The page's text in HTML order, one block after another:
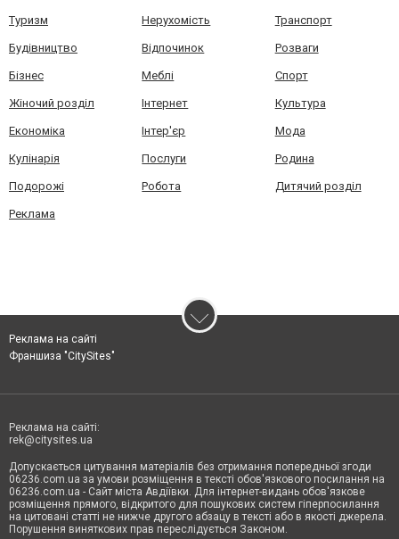
Туризм Нерухомість Транспорт
Будівництво Відпочинок Розваги
Бізнес Меблі Спорт
Жіночий розділ Інтернет Культура
Економіка Інтер'єр Мода
Кулінарія Послуги Родина
Подорожі Робота Дитячий розділ
Реклама
Реклама на сайті
Франшиза "CitySites"
Реклама на сайті:
rek@citysites.ua
Допускається цитування матеріалів без отримання попередньої згоди
06236.com.ua за умови розміщення в тексті обов'язкового посилання на
06236.com.ua - Сайт міста Авдіївки. Для інтернет-видань обов'язкове
розміщення прямого, відкритого для пошукових систем гіперпосилання
на цитовані статті не нижче другого абзацу в тексті або в якості джерела.
Порушення виняткових прав переслідується Законом.